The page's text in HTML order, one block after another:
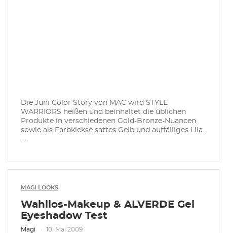
Die Juni Color Story von MAC wird STYLE
WARRIORS heißen und beinhaltet die üblichen
Produkte in verschiedenen Gold-Bronze-Nuancen
sowie als Farbklekse sattes Gelb und auffälliges Lila.
...
MAGI LOOKS
Wahllos-Makeup & ALVERDE Gel
Eyeshadow Test
Magi 10. Mai 2009